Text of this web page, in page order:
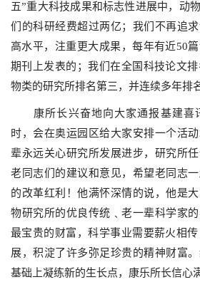
五”重大科技成果和标志性进展中，动
们的科研经费超过两亿；我们不再追
高水平，注重更大成果，每年有近50
期刊上发表的；我们在全国科技论文排
物类的研究所排名第三，并连续多年排
康所长兴奋地向大家通报基建喜
时，会在奥运园区给大家安排一个活
辈永远关心研究所发展进步，研究所
老同志们的建议和意见，希望老同志
的改革红利！他满怀深情的说，他是
物研究所的优良传统 ﹑老一辈科学家
最宝贵的财富，科学事业需要薪火相
展，积淀了许多弥足珍贵的精神财富
基础上凝练新的生长点，康乐所长信心